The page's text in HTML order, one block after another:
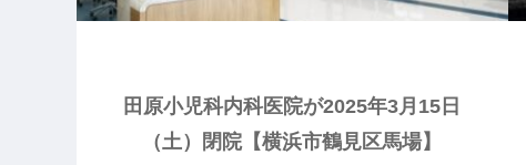
田原小児科内科医院が2025年3月15日
（土）閉院【横浜市鶴見区馬場】